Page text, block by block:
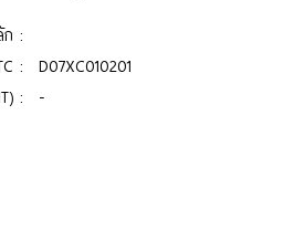
ก :
:
D07XC010201
:
-